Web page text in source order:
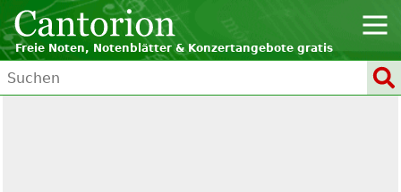
Freie Noten, Notenblätter & Konzertangebote gratis